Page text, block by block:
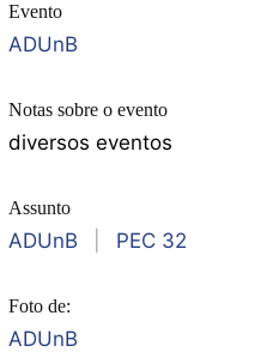
Evento
ADUnB
Notas sobre o evento
diversos eventos
Assunto
ADUnB PEC 32
Foto de:
ADUnB